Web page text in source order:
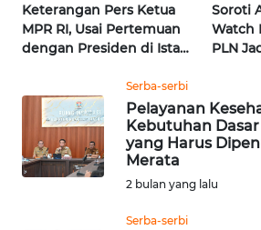
Keterangan Pers Ketua
MPR RI, Usai Pertemuan
dengan Presiden di Istana
Soroti
Watch
PLN
Serba-serbi
Pelayanan
Kebutuhan
yang Harus
Merata
2 bulan yang lalu
Serba-serbi
WN
KALTIM
WN
SULSEL
WN